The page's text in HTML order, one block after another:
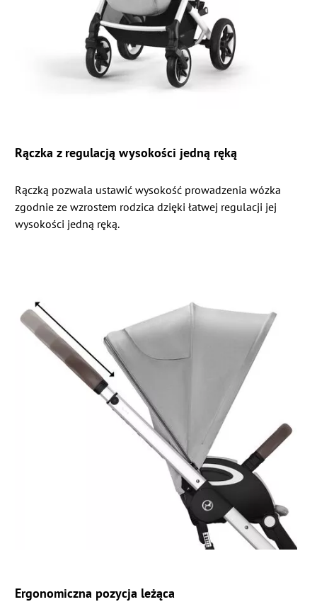
Rączka z regulacją wysokości jedną ręką
Rączką pozwala ustawić wysokość prowadzenia wózka
zgodnie ze wzrostem rodzica dzięki łatwej regulacji jej
wysokości jedną ręką.
Ergonomiczna pozycja leżąca